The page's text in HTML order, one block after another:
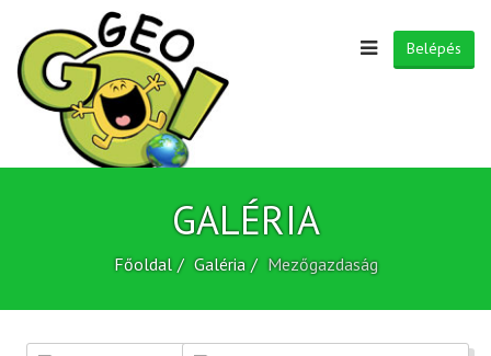
Belépés
GALÉRIA
Főoldal Galéria Mezőgazdaság